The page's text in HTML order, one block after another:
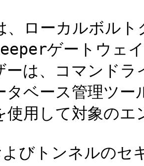
、ローカルボル
ゲートウェ
ーは、コマンド
タベース管理ツ
使用して対象の
びトンネルのセ